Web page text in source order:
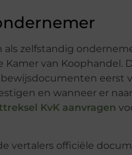
zelfstandig
van Koophandel.
eerst
en wanneer er
KvK aanvragen